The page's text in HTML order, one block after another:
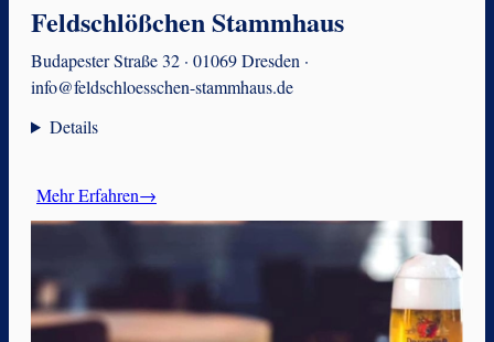
Feldschlößchen Stammhaus
Budapester Straße 32 · 01069 Dresden ·
info@feldschloesschen-stammhaus.de
Details
Mehr Erfahren→